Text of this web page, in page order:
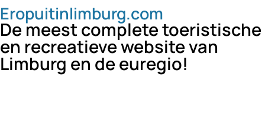
Eropuitinlimburg.com
De meest complete toeristische
en recreatieve website van
Limburg en de euregio!